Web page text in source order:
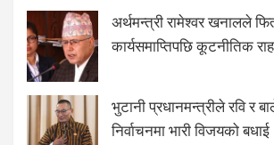
अर्थमन्त्री रामेश्वर खनालले
कार्यसमाप्तिपछि कूटनीतिक
भुटानी प्रधानमन्त्रीले रवि र
निर्वाचनमा भारी विजयको बधाई